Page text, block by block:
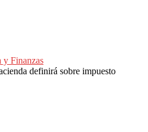
definirá sobre impuesto